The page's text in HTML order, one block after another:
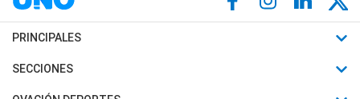
PRINCIPALES
Últimas Noticias
Política
SECCIONES